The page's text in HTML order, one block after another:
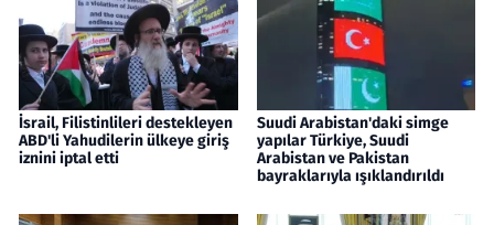
İsrail, Filistinlileri destekleyen
ABD'li Yahudilerin ülkeye giriş
iznini iptal etti
Suudi Arabistan'daki simge
yapılar Türkiye, Suudi
Arabistan ve Pakistan
bayraklarıyla ışıklandırıldı